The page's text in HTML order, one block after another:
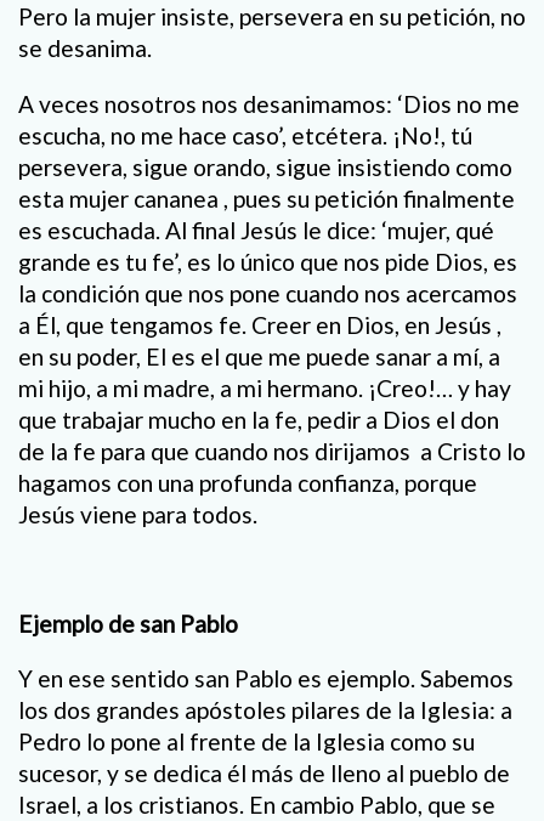
Pero la mujer insiste, persevera en su petición, no
se desanima.
A veces nosotros nos desanimamos: ‘Dios no me
escucha, no me hace caso’, etcétera. ¡No!, tú
persevera, sigue orando, sigue insistiendo como
esta mujer cananea , pues su petición finalmente
es escuchada. Al final Jesús le dice: ‘mujer, qué
grande es tu fe’, es lo único que nos pide Dios, es
la condición que nos pone cuando nos acercamos
a Él, que tengamos fe. Creer en Dios, en Jesús ,
en su poder, El es el que me puede sanar a mí, a
mi hijo, a mi madre, a mi hermano. ¡Creo!… y hay
que trabajar mucho en la fe, pedir a Dios el don
de la fe para que cuando nos dirijamos a Cristo lo
hagamos con una profunda confianza, porque
Jesús viene para todos.
Ejemplo de san Pablo
Y en ese sentido san Pablo es ejemplo. Sabemos
los dos grandes apóstoles pilares de la Iglesia: a
Pedro lo pone al frente de la Iglesia como su
sucesor, y se dedica él más de lleno al pueblo de
Israel, a los cristianos. En cambio Pablo, que se